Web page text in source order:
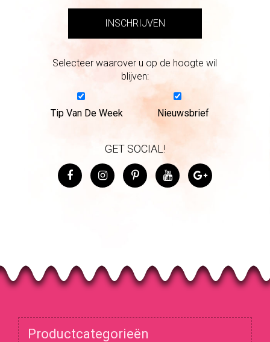
Selecteer waarover u op de hoogte wil
blijven:
Tip Van De Week Nieuwsbrief
GET SOCIAL!
Productcategorieën